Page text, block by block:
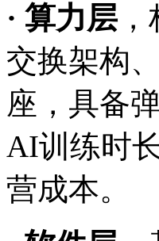
· 算力层
交换架构
座，具备
AI训练时
营成本。